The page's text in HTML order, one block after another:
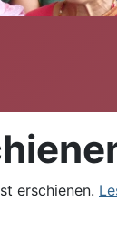
erschienen.